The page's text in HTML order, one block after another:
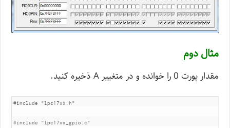
مثال دوم
مقدار پورت 0 را خوانده و در متغییر A ذخیره کنید.
#include "lpc17xx.h"
#include "lpc17xx_gpio.c"